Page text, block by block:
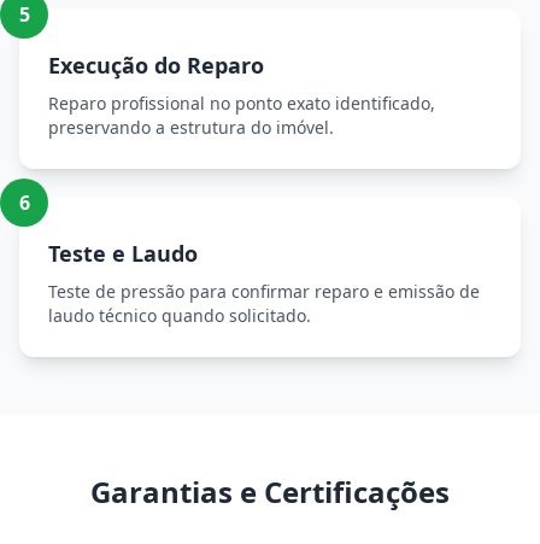
5
Execução do Reparo
Reparo profissional no ponto exato identificado,
preservando a estrutura do imóvel.
6
Teste e Laudo
Teste de pressão para confirmar reparo e emissão de
laudo técnico quando solicitado.
Garantias e Certificações